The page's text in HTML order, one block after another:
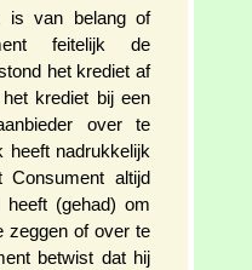
is van belang of
feitelijk de
het krediet af
krediet bij een
over te
heeft nadrukkelijk
Consument altijd
heeft (gehad) om
zeggen of over te
betwist dat hij